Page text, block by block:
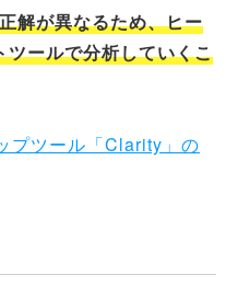
解が異なるため、ヒー
ールで分析していくこ
プツール「Clarity」の